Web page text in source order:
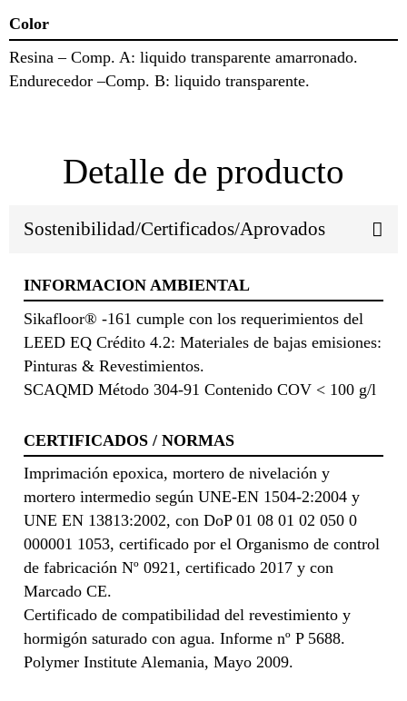
Color
Resina – Comp. A: liquido transparente amarronado.
Endurecedor –Comp. B: liquido transparente.
Detalle de producto
Sostenibilidad/Certificados/Aprovados
INFORMACION AMBIENTAL
Sikafloor® -161 cumple con los requerimientos del
LEED EQ Crédito 4.2: Materiales de bajas emisiones:
Pinturas & Revestimientos.
SCAQMD Método 304-91 Contenido COV < 100 g/l
CERTIFICADOS / NORMAS
Imprimación epoxica, mortero de nivelación y
mortero intermedio según UNE-EN 1504-2:2004 y
UNE EN 13813:2002, con DoP 01 08 01 02 050 0
000001 1053, certificado por el Organismo de control
de fabricación Nº 0921, certificado 2017 y con
Marcado CE.
Certificado de compatibilidad del revestimiento y
hormigón saturado con agua. Informe nº P 5688.
Polymer Institute Alemania, Mayo 2009.